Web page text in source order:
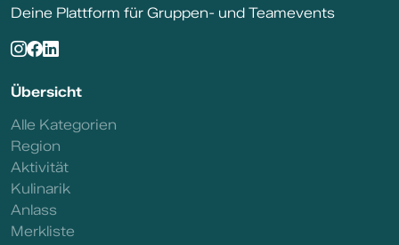
Deine Plattform für Gruppen- und Teamevents
Übersicht
Alle Kategorien
Region
Aktivität
Kulinarik
Anlass
Merkliste